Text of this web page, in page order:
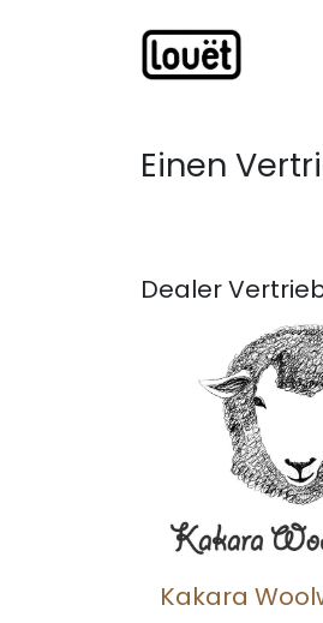
Einen
Dealer
Kakara